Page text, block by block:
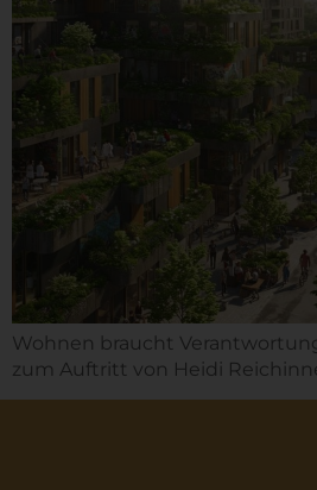
Wohnen braucht
zum Auftritt von Heidi